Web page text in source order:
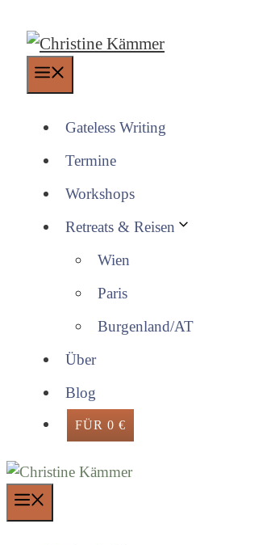
Inhalt
springen
Gateless Writing
Termine
Workshops
Retreats & Reisen
Wien
Paris
Burgenland/AT
Über
Blog
FÜR 0 €